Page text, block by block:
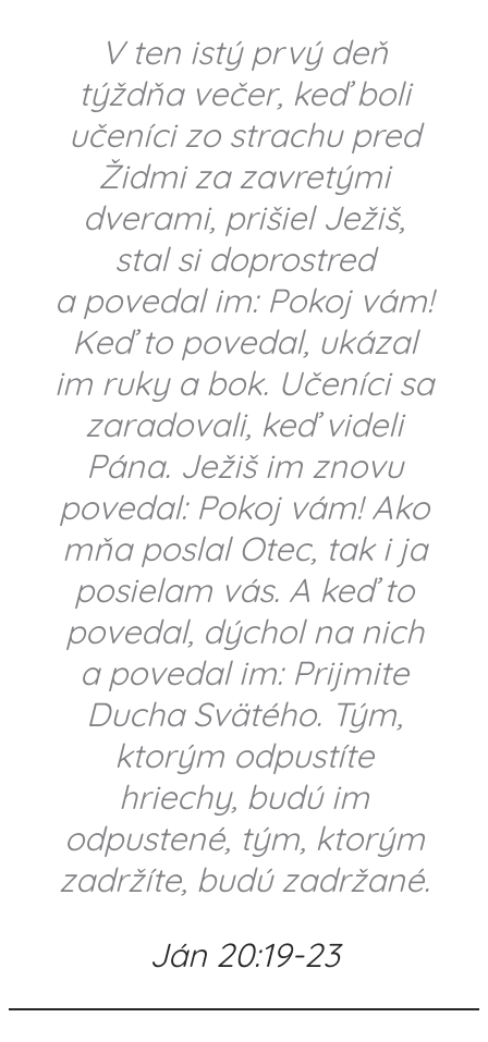
V ten istý prvý deň
týždňa večer, keď boli
učeníci zo strachu pred
Židmi za zavretými
dverami, prišiel Ježiš,
stal si doprostred
a povedal im: Pokoj vám!
Keď to povedal, ukázal
im ruky a bok. Učeníci sa
zaradovali, keď videli
Pána. Ježiš im znovu
povedal: Pokoj vám! Ako
mňa poslal Otec, tak i ja
posielam vás. A keď to
povedal, dýchol na nich
a povedal im: Prijmite
Ducha Svätého. Tým,
ktorým odpustíte
hriechy, budú im
odpustené, tým, ktorým
zadržíte, budú zadržané.
Ján 20:19-23